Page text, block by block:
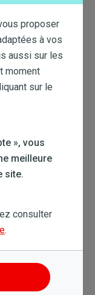
à 6% au
2022
chauffage
proposer
à vos
aussi sur les
moment
sur le
», vous
meilleure
site.
consulter
.